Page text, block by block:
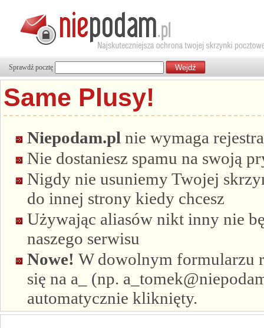
Sprawdź pocztę
Same Plusy!
Niepodam.pl nie wymaga
Nie dostaniesz spamu na swoją
Nigdy nie usuniemy Twojej
do innej strony kiedy chcesz
Używając aliasów nikt inny nie
naszego serwisu
Nowe! W dowolnym formularzu
się na a_ (np.
automatycznie kliknięty.